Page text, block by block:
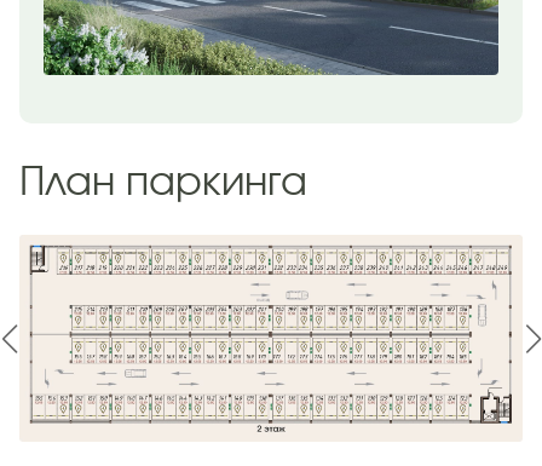
План паркинга